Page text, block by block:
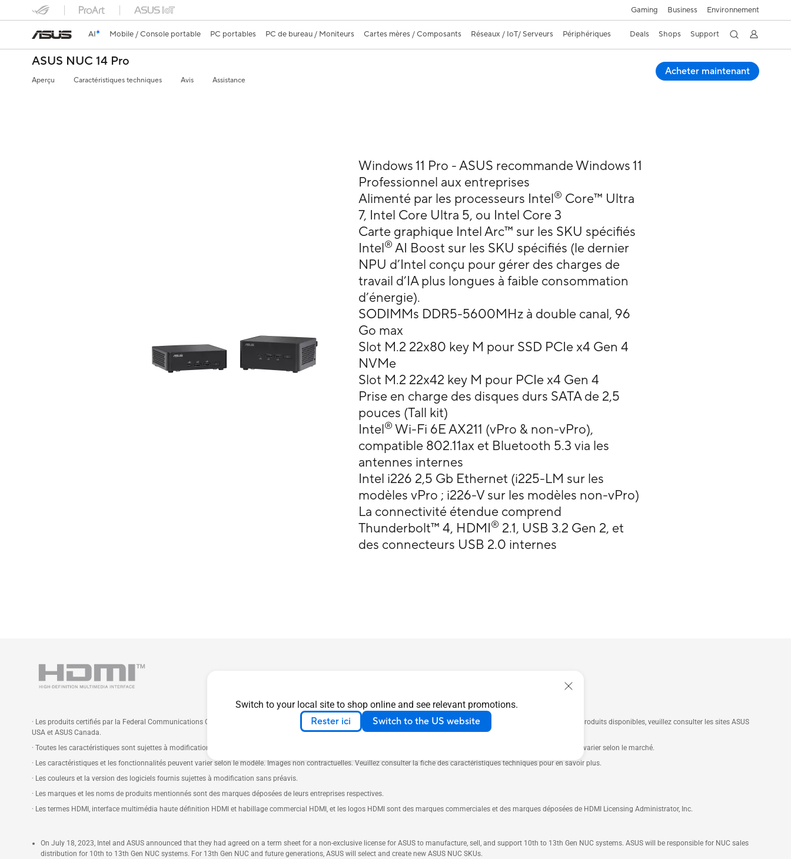
Switch to your local site to shop online and see relevant promotions.
Rester ici Switch to the US website
Gaming Business Environnement
AI Mobile / Console portable PC portables PC de bureau / Moniteurs Cartes mères / Composants Réseaux / IoT/ Serveurs Périphériques Deals Shops Support
ASUS NUC 14 Pro
Aperçu Caractéristiques techniques Avis Assistance
Acheter maintenant
Windows 11 Pro - ASUS recommande Windows 11
Professionnel aux entreprises
Alimenté par les processeurs Intel® Core™ Ultra
7, Intel Core Ultra 5, ou Intel Core 3
Carte graphique Intel Arc™ sur les SKU spécifiés
Intel® AI Boost sur les SKU spécifiés (le dernier
NPU d’Intel conçu pour gérer des charges de
travail d’IA plus longues à faible consommation
d’énergie).
SODIMMs DDR5-5600MHz à double canal, 96
Go max
Slot M.2 22x80 key M pour SSD PCIe x4 Gen 4
NVMe
Slot M.2 22x42 key M pour PCIe x4 Gen 4
Prise en charge des disques durs SATA de 2,5
pouces (Tall kit)
Intel® Wi-Fi 6E AX211 (vPro & non-vPro),
compatible 802.11ax et Bluetooth 5.3 via les
antennes internes
Intel i226 2,5 Gb Ethernet (i225-LM sur les
modèles vPro ; i226-V sur les modèles non-vPro)
La connectivité étendue comprend
Thunderbolt™ 4, HDMI® 2.1, USB 3.2 Gen 2, et
des connecteurs USB 2.0 internes
· Les produits certifiés par la Federal Communications Commission et Industry Canada seront commercialisés aux États-Unis et au Canada. Pour plus d'informations sur les produits disponibles, veuillez consulter les sites ASUS
USA et ASUS Canada.
· Toutes les caractéristiques sont sujettes à modification sans préavis. Veuillez consulter votre revendeur pour connaître les détails de l'offre. La disponibilité des produits peut varier selon le marché.
· Les caractéristiques et les fonctionnalités peuvent varier selon le modèle. Images non contractuelles. Veuillez consulter la fiche des caractéristiques techniques pour en savoir plus.
· Les couleurs et la version des logiciels fournis sujettes à modification sans préavis.
· Les marques et les noms de produits mentionnés sont des marques déposées de leurs entreprises respectives.
· Les termes HDMI, interface multimédia haute définition HDMI et habillage commercial HDMI, et les logos HDMI sont des marques commerciales et des marques déposées de HDMI Licensing Administrator, Inc.
On July 18, 2023, Intel and ASUS announced that they had agreed on a term sheet for a non-exclusive license for ASUS to manufacture, sell, and support 10th to 13th Gen NUC systems. ASUS will be responsible for NUC sales
distribution for 10th to 13th Gen NUC systems. For 13th Gen NUC and future generations, ASUS will select and create new ASUS NUC SKUs.